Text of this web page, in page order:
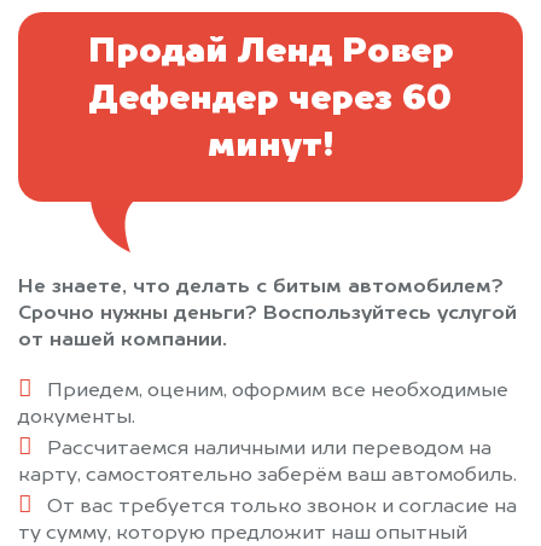
Продай Ленд Ровер
Дефендер через 60
минут!
Не знаете, что делать с битым автомобилем?
Срочно нужны деньги? Воспользуйтесь услугой
от нашей компании.
Приедем, оценим, оформим все необходимые
документы.
Рассчитаемся наличными или переводом на
карту, самостоятельно заберём ваш автомобиль.
От вас требуется только звонок и согласие на
ту сумму, которую предложит наш опытный